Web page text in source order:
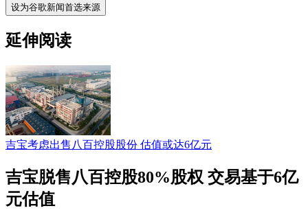
设为谷歌新闻首选来源
延伸阅读
吉宝考虑出售八百控股股份 估值或达6亿元
吉宝脱售八百控股80%股权 交易基于6亿
元估值